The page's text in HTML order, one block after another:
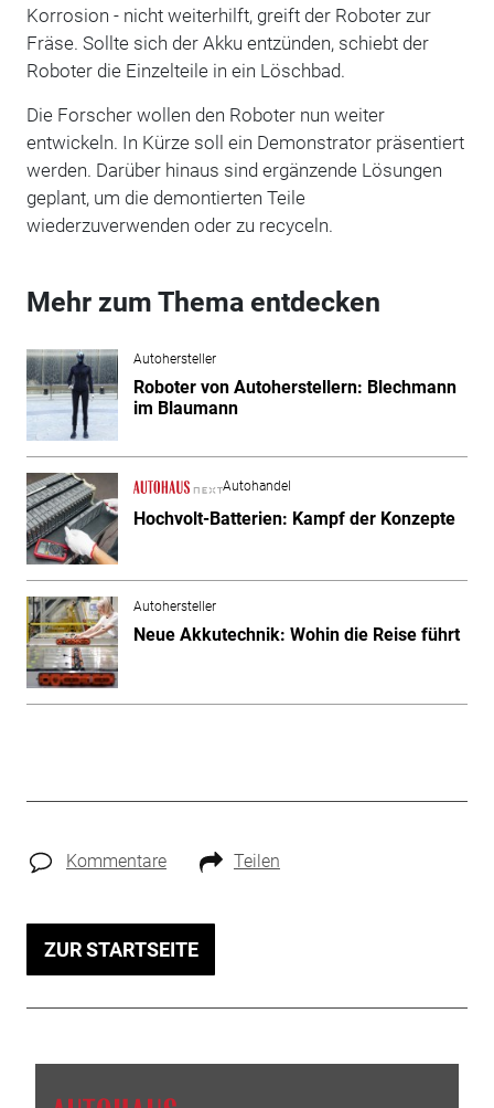
Korrosion - nicht weiterhilft, greift der Roboter zur
Fräse. Sollte sich der Akku entzünden, schiebt der
Roboter die Einzelteile in ein Löschbad.
Die Forscher wollen den Roboter nun weiter
entwickeln. In Kürze soll ein Demonstrator präsentiert
werden. Darüber hinaus sind ergänzende Lösungen
geplant, um die demontierten Teile
wiederzuverwenden oder zu recyceln.
Mehr zum Thema entdecken
Autohersteller
Roboter von Autoherstellern: Blechmann
im Blaumann
Autohandel
Hochvolt-Batterien: Kampf der Konzepte
Autohersteller
Neue Akkutechnik: Wohin die Reise führt
Kommentare Teilen
ZUR STARTSEITE